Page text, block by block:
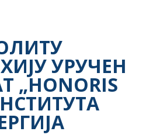
УРУЧЕН
„HONORIS